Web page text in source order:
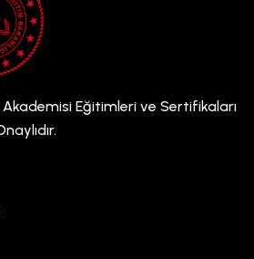
Eğitimleri ve Sertifikaları